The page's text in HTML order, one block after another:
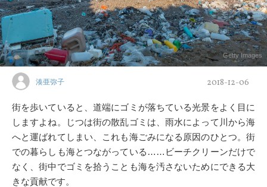
Getty Images
湊亜弥子 2018-12-06
街を歩いていると、道端にゴミが落ちている光景をよく目に
しますよね。じつは街の散乱ゴミは、雨水によって川から海
へと運ばれてしまい、これも海ごみになる原因のひとつ。街
での暮らしも海とつながっている……ビーチクリーンだけで
なく、街中でゴミを拾うことも海を汚さないためにできる大
きな貢献です。